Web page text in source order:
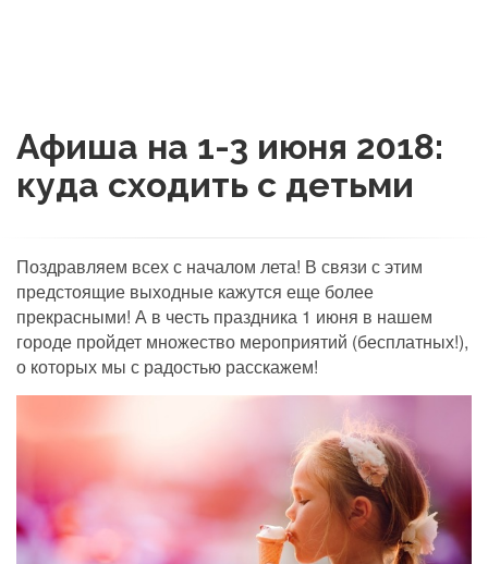
Афиша на 1-3 июня 2018:
куда сходить с детьми
Поздравляем всех с началом лета! В связи с этим
предстоящие выходные кажутся еще более
прекрасными! А в честь праздника 1 июня в нашем
городе пройдет множество мероприятий (бесплатных!),
о которых мы с радостью расскажем!